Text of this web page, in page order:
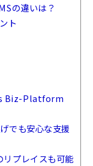
の違いは？
ト
Biz-Platform
でも安心な支援
プレイスも可能